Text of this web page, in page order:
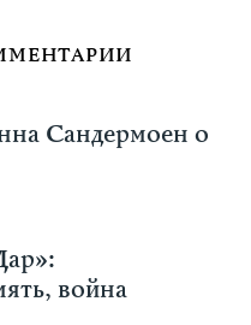
Сандермоен о
война